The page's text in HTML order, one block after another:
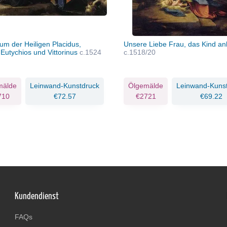
der Heiligen Placidus,
und Vittorinus c.1524
Leinwand-Kunstdruck
€72.57
Unsere Liebe Frau, das Kind
c.1518/20
Ölgemälde
€2721
Leinwand-
€69.22
Kundendienst
FAQs